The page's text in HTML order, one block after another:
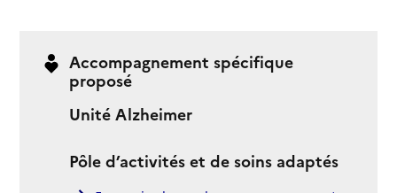
Accompagnement spécifique
proposé
Unité Alzheimer
Pôle d’activités et de soins adaptés